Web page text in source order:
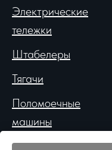
Электрические
тележки
Штабелеры
Тягачи
Поломоечные
машины